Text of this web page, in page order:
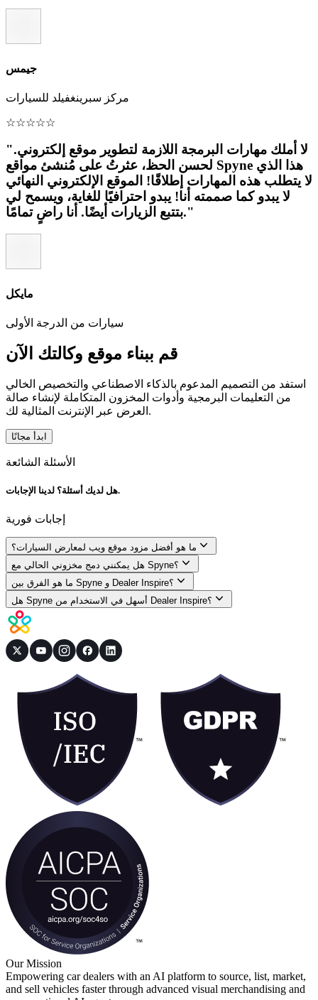
جيمس
مركز سبرينغفيلد للسيارات
☆☆☆☆☆
"لا أملك مهارات البرمجة اللازمة لتطوير موقع إلكتروني.
لحسن الحظ، عثرتُ على مُنشئ مواقع Spyne هذا الذي
لا يتطلب هذه المهارات إطلاقًا! الموقع الإلكتروني النهائي
لا يبدو كما صممته أنا! يبدو احترافيًا للغاية، ويسمح لي
بتتبع الزيارات أيضًا. أنا راضٍ تمامًا."
مايكل
سيارات من الدرجة الأولى
قم ببناء موقع وكالتك الآن
استفد من التصميم المدعوم بالذكاء الاصطناعي والتخصيص الخالي
من التعليمات البرمجية وأدوات المخزون المتكاملة لإنشاء صالة
العرض عبر الإنترنت المثالية لك.
ابدأ مجانًا
الأسئلة الشائعة
هل لديك أسئلة؟ لدينا الإجابات.
إجابات فورية
ما هو أفضل مزود موقع ويب لمعارض السيارات؟
هل يمكنني دمج مخزوني الحالي مع Spyne؟
ما هو الفرق بين Spyne و Dealer Inspire؟
هل Spyne أسهل في الاستخدام من Dealer Inspire؟
Our Mission
Empowering car dealers with an AI platform to source, list, market,
and sell vehicles faster through advanced visual merchandising and